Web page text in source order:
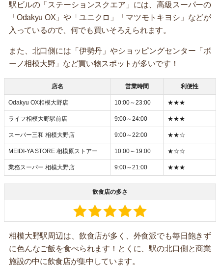
駅ビルの「ステーションスクエア」には、高級スーパーの
「Odakyu OX」や「ユニクロ」「マツモトキヨシ」などが
入っているので、何でも買いそろえられます。
また、北口側には「伊勢丹」やショッピングセンター「ボ
ーノ相模大野」など買い物スポットが多いです！
店名 営業時間 利便性
Odakyu OX相模大野店 10:00～23:00 ★★★
ライフ相模大野駅前店 9:00～24:00 ★★★
スーパー三和 相模大野店 9:00～22:00 ★★☆
MEIDI-YA STORE 相模原ストアー 10:00～19:00 ★☆☆
業務スーパー 相模大野店 9:00～21:00 ★★★
飲食店の多さ
相模大野駅周辺は、飲食店が多く、外食派でも毎日飽きず
に色んなご飯を食べられます！とくに、駅の北口側と商業
施設の中に飲食店が集中しています。